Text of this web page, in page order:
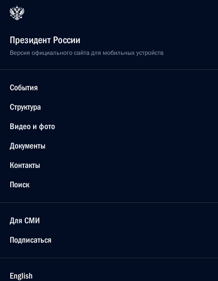
Президент России
Версия официального сайта для мобильных устройств
События
Структура
Видео и фото
Документы
Контакты
Поиск
Для СМИ
Подписаться
English